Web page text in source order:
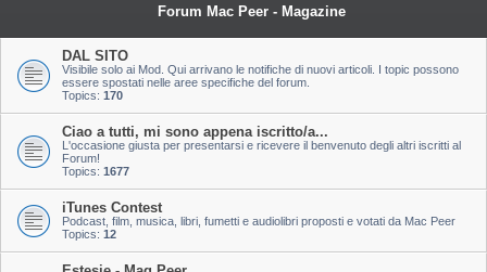
Forum Mac Peer - Magazine
DAL SITO
Visibile solo ai Mod. Qui arrivano le notifiche di nuovi articoli. I topic possono
essere spostati nelle aree specifiche del forum.
Topics: 170
Ciao a tutti, mi sono appena iscritto/a...
L'occasione giusta per presentarsi e ricevere il benvenuto degli altri iscritti al
Forum!
Topics: 1677
iTunes Contest
Podcast, film, musica, libri, fumetti e audiolibri proposti e votati da Mac Peer
Topics: 12